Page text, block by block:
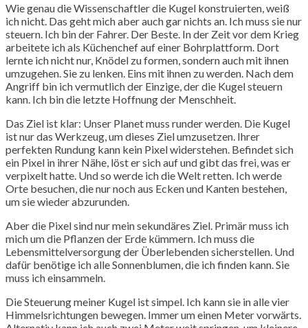
Wie genau die Wissenschaftler die Kugel konstruierten, weiß
ich nicht. Das geht mich aber auch gar nichts an. Ich muss sie nur
steuern. Ich bin der Fahrer. Der Beste. In der Zeit vor dem Krieg
arbeitete ich als Küchenchef auf einer Bohrplattform. Dort
lernte ich nicht nur, Knödel zu formen, sondern auch mit ihnen
umzugehen. Sie zu lenken. Eins mit ihnen zu werden. Nach dem
Angriff bin ich vermutlich der Einzige, der die Kugel steuern
kann. Ich bin die letzte Hoffnung der Menschheit.
Das Ziel ist klar: Unser Planet muss runder werden. Die Kugel
ist nur das Werkzeug, um dieses Ziel umzusetzen. Ihrer
perfekten Rundung kann kein Pixel widerstehen. Befindet sich
ein Pixel in ihrer Nähe, löst er sich auf und gibt das frei, was er
verpixelt hatte. Und so werde ich die Welt retten. Ich werde
Orte besuchen, die nur noch aus Ecken und Kanten bestehen,
um sie wieder abzurunden.
Aber die Pixel sind nur mein sekundäres Ziel. Primär muss ich
mich um die Pflanzen der Erde kümmern. Ich muss die
Lebensmittelversorgung der Überlebenden sicherstellen. Und
dafür benötige ich alle Sonnenblumen, die ich finden kann. Sie
muss ich einsammeln.
Die Steuerung meiner Kugel ist simpel. Ich kann sie in alle vier
Himmelsrichtungen bewegen. Immer um einen Meter vorwärts.